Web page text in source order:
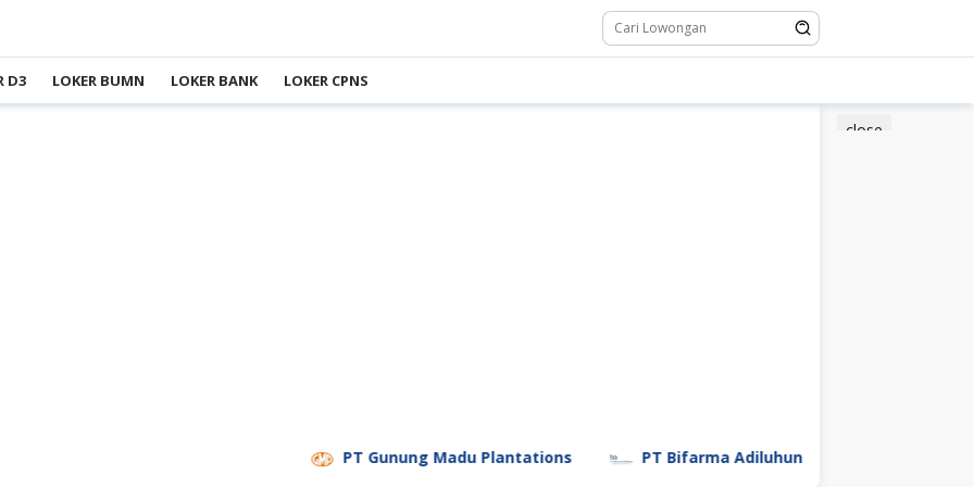
D3 LOKER BUMN LOKER BANK LOKER CPNS
close
PT Gunung Madu Plantations PT Bifarma Adiluhung (a Kalbe Company)